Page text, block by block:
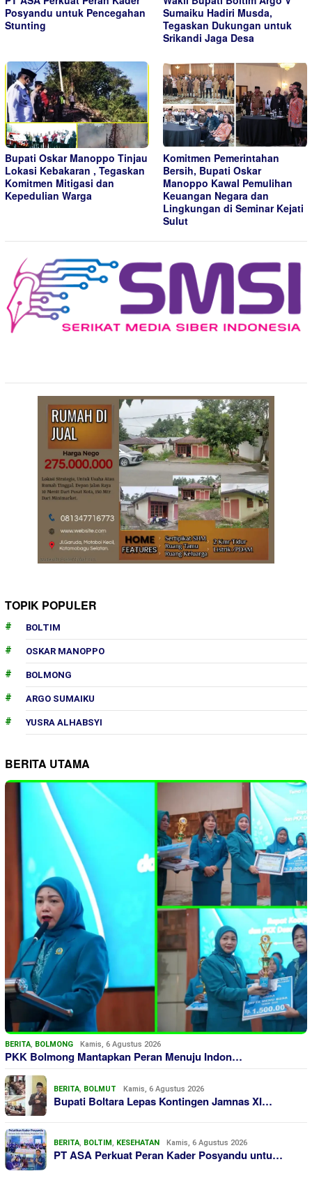
Posyandu untuk Pencegahan
Stunting
Sumaiku Hadiri Musda,
Tegaskan Dukungan untuk
Srikandi Jaga Desa
Bupati Oskar Manoppo Tinjau
Lokasi Kebakaran , Tegaskan
Komitmen Mitigasi dan
Kepedulian Warga
Komitmen Pemerintahan
Bersih, Bupati Oskar
Manoppo Kawal Pemulihan
Keuangan Negara dan
Lingkungan di Seminar Kejati
Sulut
TOPIK POPULER
BOLTIM
OSKAR MANOPPO
BOLMONG
ARGO SUMAIKU
YUSRA ALHABSYI
BERITA UTAMA
BERITA, BOLMONG Kamis, 6 Agustus 2026
PKK Bolmong Mantapkan Peran Menuju Indon…
BERITA, BOLMUT Kamis, 6 Agustus 2026
Bupati Boltara Lepas Kontingen Jamnas XI…
BERITA, BOLTIM, KESEHATAN Kamis, 6 Agustus 2026
PT ASA Perkuat Peran Kader Posyandu untu…